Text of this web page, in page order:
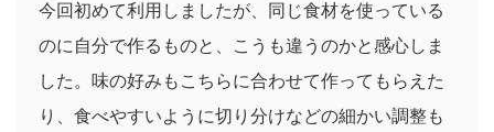
今回初めて利用しましたが、同じ食材を使っている
のに自分で作るものと、こうも違うのかと感心しま
した。味の好みもこちらに合わせて作ってもらえた
り、食べやすいように切り分けなどの細かい調整も